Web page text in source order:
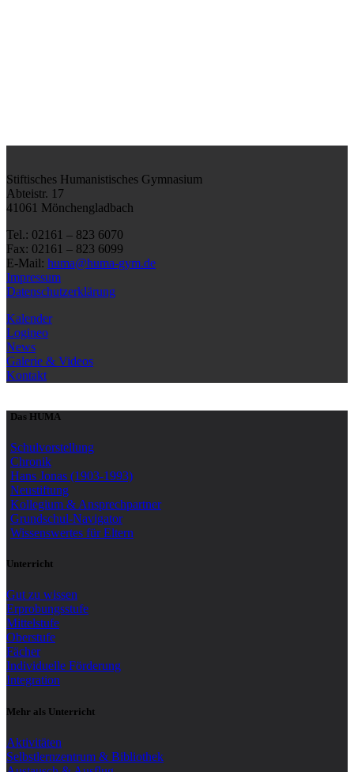
Stiftisches Humanistisches Gymnasium
Abteistr. 17
41061 Mönchengladbach
Tel.: 02161 – 823 6070
Fax: 02161 – 823 6099
E-Mail: huma@huma-gym.de
Impressum
Datenschutzerklärung
Kalender
Logineo
News
Galerie & Videos
Kontakt
Das HUMA
Schulvorstellung
Chronik
Hans Jonas (1903-1993)
Neustiftung
Kollegium & Ansprechpartner
Grundschul-Navigator
Wissenswertes für Eltern
Unterricht
Gut zu wissen
Erprobungsstufe
Mittelstufe
Oberstufe
Fächer
Individuelle Förderung
Integration
Mehr als Unterricht
Aktivitäten
Selbstlernzentrum & Bibliothek